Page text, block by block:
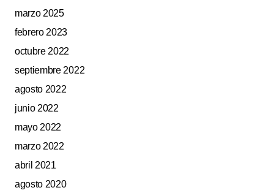
marzo 2025
febrero 2023
octubre 2022
septiembre 2022
agosto 2022
junio 2022
mayo 2022
marzo 2022
abril 2021
agosto 2020